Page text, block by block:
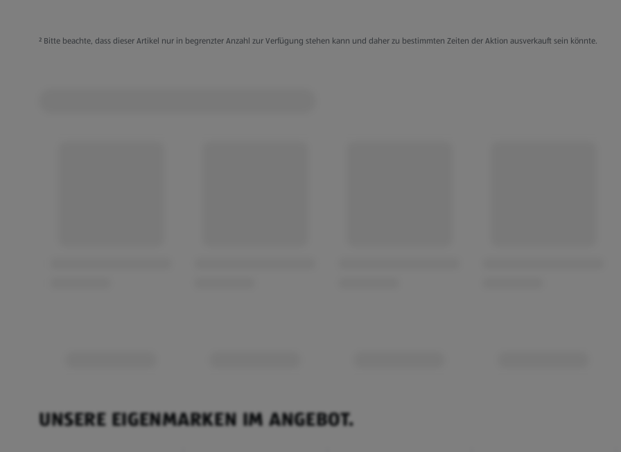
² Bitte beachte, dass dieser Artikel nur in begrenzter Anzahl zur Verfügung stehen kann und daher zu bestimmten Zeiten der Aktion ausverkauft sein könnte.
UNSERE EIGENMARKEN IM ANGEBOT.